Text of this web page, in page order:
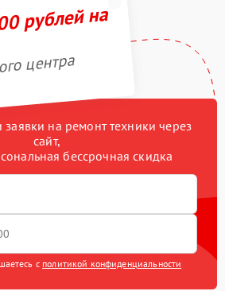
рублей на
центра
на ремонт техники через
сайт,
бессрочная скидка
с политикой конфиденциальности